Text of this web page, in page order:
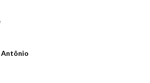
Antônio